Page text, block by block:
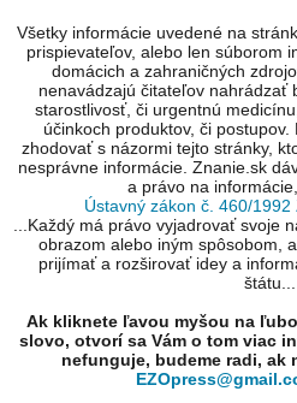
Všetky informácie uvedené na
prispievateľov, alebo len súborom
domácich a zahraničných
nenavádzajú čitateľov nahrádzať
starostlivosť, či urgentnú
účinkoch produktov, či
zhodovať s názormi tejto stránky,
nesprávne informácie. Znanie.sk
a právo na
Ústavný zákon č. 460/1992
...Každý má právo vyjadrovať svoje
obrazom alebo iným spôsobom,
prijímať a rozširovať idey a
štátu...
Ak kliknete ľavou myšou na
slovo, otvorí sa Vám o tom viac
nefunguje, budeme radi, ak